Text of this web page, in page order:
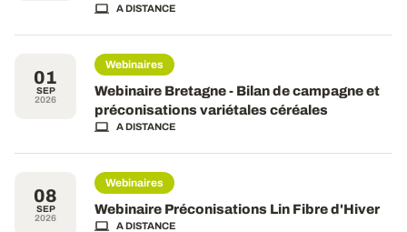
A DISTANCE
01
SEP
2026
Webinaires
Webinaire Bretagne - Bilan de campagne et
préconisations variétales céréales
A DISTANCE
08
SEP
2026
Webinaires
Webinaire Préconisations Lin Fibre d'Hiver
A DISTANCE